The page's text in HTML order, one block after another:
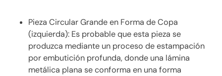
Pieza Circular Grande en Forma de Copa
(izquierda): Es probable que esta pieza se
produzca mediante un proceso de estampación
por embutición profunda, donde una lámina
metálica plana se conforma en una forma